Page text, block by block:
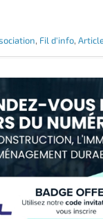
, Fil d'info,